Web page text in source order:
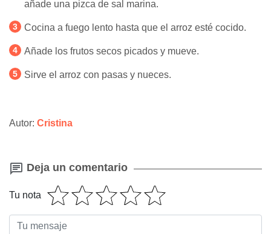
añade una pizca de sal marina.
Cocina a fuego lento hasta que el arroz esté cocido.
Añade los frutos secos picados y mueve.
Sirve el arroz con pasas y nueces.
Autor: Cristina
Deja un comentario
Tu nota